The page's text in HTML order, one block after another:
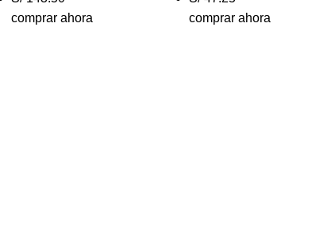
comprar ahora
comprar ahora